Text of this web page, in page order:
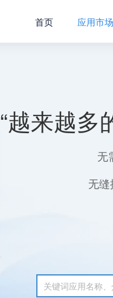
首页 应用市场
“越来越多
无
无